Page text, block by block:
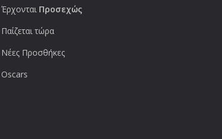
Έρχονται Προσεχώς
Παίζεται τώρα
Νέες Προσθήκες
Oscars